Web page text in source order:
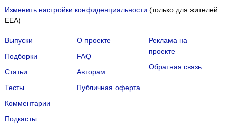
Изменить настройки конфиденциальности (только для жителей
EEA)
Выпуски
Подборки
Статьи
Тесты
Комментарии
Подкасты
О проекте
FAQ
Авторам
Публичная оферта
Реклама на
проекте
Обратная связь